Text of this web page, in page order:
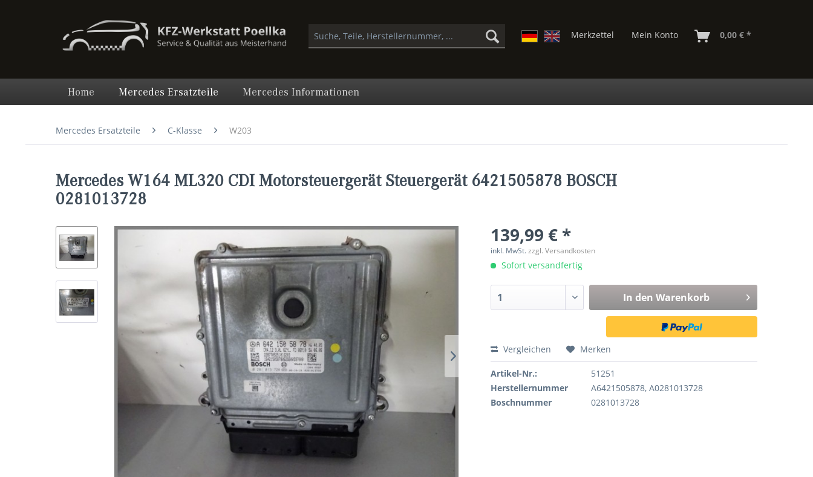
Merkzettel Mein Konto 0,00 € *
Home Mercedes Ersatzteile Mercedes Informationen
Mercedes Ersatzteile C-Klasse W203
Mercedes W164 ML320 CDI Motorsteuergerät Steuergerät 6421505878 BOSCH
0281013728
139,99 € *
inkl. MwSt.zzgl. Versandkosten
Sofort versandfertig
In den Warenkorb
Vergleichen Merken
Artikel-Nr.:
51251
Herstellernummer
A6421505878, A0281013728
Boschnummer
0281013728